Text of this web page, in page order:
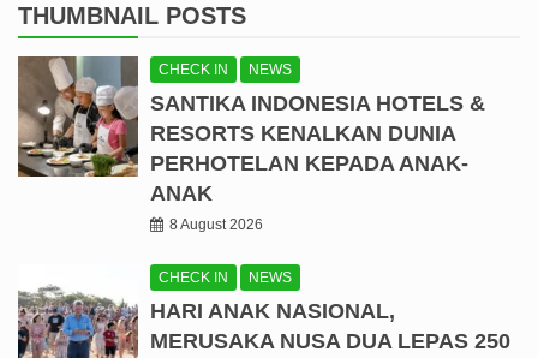
THUMBNAIL POSTS
CHECK IN NEWS
SANTIKA INDONESIA HOTELS &
RESORTS KENALKAN DUNIA
PERHOTELAN KEPADA ANAK-
ANAK
8 August 2026
CHECK IN NEWS
HARI ANAK NASIONAL,
MERUSAKA NUSA DUA LEPAS 250